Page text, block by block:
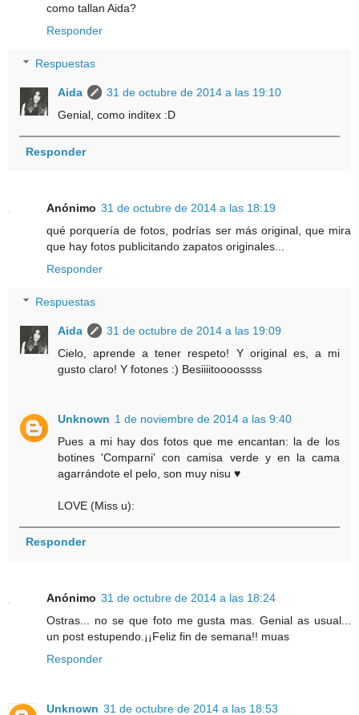
como tallan Aida?
Responder
Respuestas
Aida
31 de octubre de 2014 a las 19:10
Genial, como inditex :D
Responder
Anónimo 31 de octubre de 2014 a las 18:19
qué porquería de fotos, podrías ser más original, que mira
que hay fotos publicitando zapatos originales...
Responder
Respuestas
Aida
31 de octubre de 2014 a las 19:09
Cielo, aprende a tener respeto! Y original es, a mi
gusto claro! Y fotones :) Besiiiitoooossss
Unknown 1 de noviembre de 2014 a las 9:40
Pues a mi hay dos fotos que me encantan: la de los
botines 'Comparni' con camisa verde y en la cama
agarrándote el pelo, son muy nisu ♥
LOVE (Miss u):
Responder
Anónimo 31 de octubre de 2014 a las 18:24
Ostras... no se que foto me gusta mas. Genial as usual...
un post estupendo.¡¡Feliz fin de semana!! muas
Responder
Unknown 31 de octubre de 2014 a las 18:53